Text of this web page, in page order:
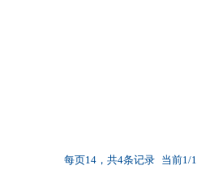
每页14，共4条记录 当前1/1